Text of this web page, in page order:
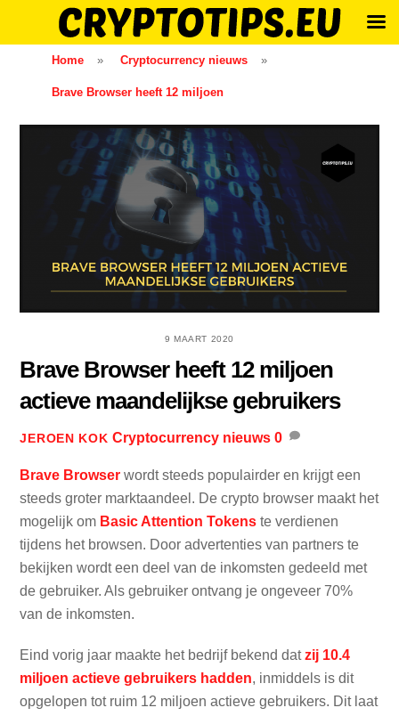
Home » Cryptocurrency nieuws »
Brave Browser heeft 12 miljoen
9 MAART 2020
Brave Browser heeft 12 miljoen
actieve maandelijkse gebruikers
JEROEN KOK Cryptocurrency nieuws 0
Brave Browser wordt steeds populairder en krijgt een
steeds groter marktaandeel. De crypto browser maakt het
mogelijk om Basic Attention Tokens te verdienen
tijdens het browsen. Door advertenties van partners te
bekijken wordt een deel van de inkomsten gedeeld met
de gebruiker. Als gebruiker ontvang je ongeveer 70%
van de inkomsten.
Eind vorig jaar maakte het bedrijf bekend datzij 10.4
miljoen actieve gebruikers hadden, inmiddels is dit
opgelopen tot ruim 12 miljoen actieve gebruikers. Dit laat